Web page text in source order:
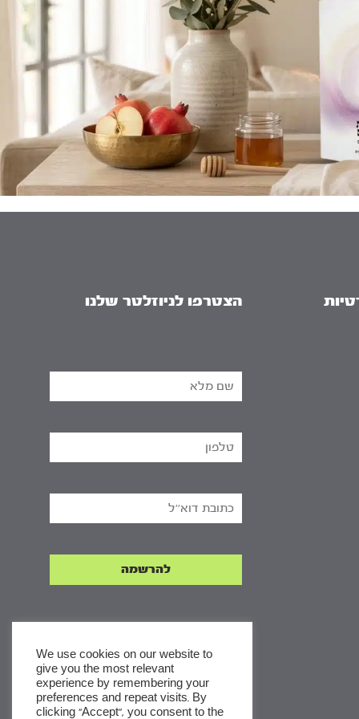
הצטרפו לניוזלטר שלנו
We use cookies on our website to
give you the most relevant
experience by remembering your
preferences and repeat visits. By
clicking “Accept”, you consent to the
x